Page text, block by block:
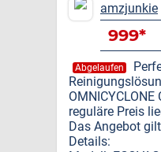
amzjunkie
999*
Abgelaufen
reguläre Preis
Das Angebot
Details: